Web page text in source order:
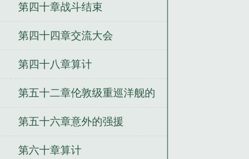
第四十章战斗结束
第四十四章交流大会
第四十八章算计
第五十二章伦敦级重巡洋舰的
新能力
第五十六章意外的强援
第六十章算计